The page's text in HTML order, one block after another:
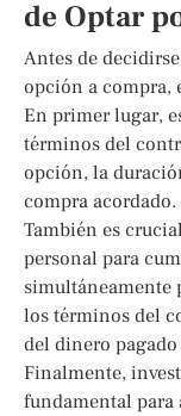
de Optar
Antes de
opción a compra,
En primer lugar,
términos del
opción, la
compra acordado.
También es
personal para
simultáneamente
los términos del
del dinero
Finalmente,
fundamental para